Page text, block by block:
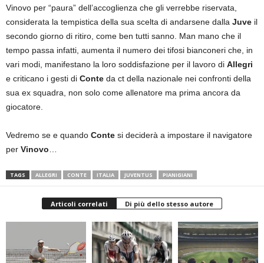
Vinovo per “paura” dell’accoglienza che gli verrebbe riservata,
considerata la tempistica della sua scelta di andarsene dalla Juve il
secondo giorno di ritiro, come ben tutti sanno. Man mano che il
tempo passa infatti, aumenta il numero dei tifosi bianconeri che, in
vari modi, manifestano la loro soddisfazione per il lavoro di Allegri
e criticano i gesti di Conte da ct della nazionale nei confronti della
sua ex squadra, non solo come allenatore ma prima ancora da
giocatore.
Vedremo se e quando Conte si deciderà a impostare il navigatore
per Vinovo
TAGS ALLEGRI CONTE ITALIA JUVENTUS PIANIGIANI
Articoli correlati Di più dello stesso autore